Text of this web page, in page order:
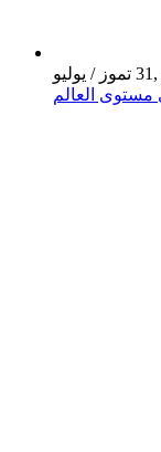
مستوى العالم